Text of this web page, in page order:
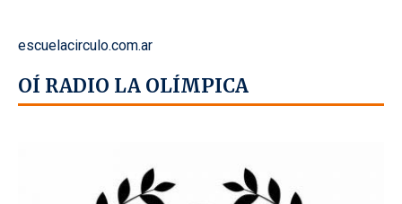
escuelacirculo.com.ar
OÍ RADIO LA OLÍMPICA